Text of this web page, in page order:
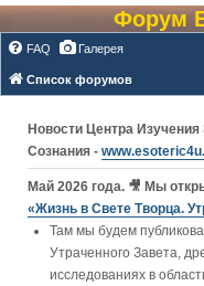
Форум
FAQ Галерея
Список форумов
Новости Центра
Сознания -
Май 2026 года. 🎥 Мы
«Жизнь в Свете Творца.
Там мы будем
Утраченного Завета,
исследованиях в